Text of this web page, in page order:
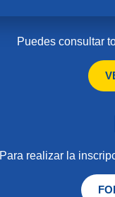
Puedes consultar
Para realizar la